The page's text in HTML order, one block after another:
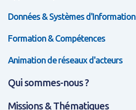
Données & Systèmes d'Information
Formation & Compétences
Animation de réseaux d'acteurs
Qui sommes-nous ?
Missions & Thématiques